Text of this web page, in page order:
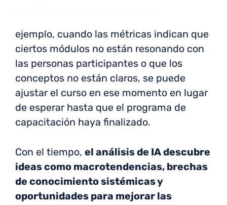
ejemplo, cuando las métricas indican que
ciertos módulos no están resonando con
las personas participantes o que los
conceptos no están claros, se puede
ajustar el curso en ese momento en lugar
de esperar hasta que el programa de
capacitación haya finalizado.
Con el tiempo, el análisis de IA descubre
ideas como macrotendencias, brechas
de conocimiento sistémicas y
oportunidades para mejorar las